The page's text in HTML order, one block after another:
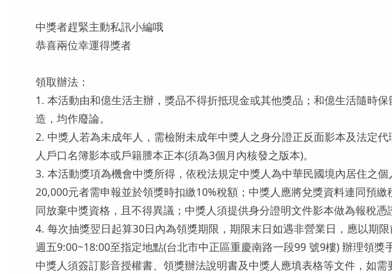
中獎者趕緊主動私訊小編哦
恭喜兩位幸運得獎者
領取辦法：
1. 本活動由和億生活主辦，獎品不得折抵現金或其他獎品；和億生活隨時
造，均作廢論。
2. 中獎人若為未成年人，需檢附未成年中獎人之身分證正反面影本及法定
人戶口名簿影本或戶籍謄本正本(須為3個月內核發之版本)。
3. 本活動獎項為機會中獎所得，依稅法規定中獎人為中華民國境內居住之
20,000元者需申報並於領獎時扣繳10%稅額；中獎人應將兌獎資料連同預
同放棄中獎資格，且不得異議；中獎人須提供身分證明文件影本做為報稅憑
4. 每次抽獎翌日起算30日內為領獎期限，期限末日如遇非營業日，應以期
週五9:00~18:00至指定地點(台北市中正區重慶南路一段99 號9樓) 辦理領
中獎人須簽訂影音授權書、領獎辦法說明書及中獎人應填表格等文件，如需